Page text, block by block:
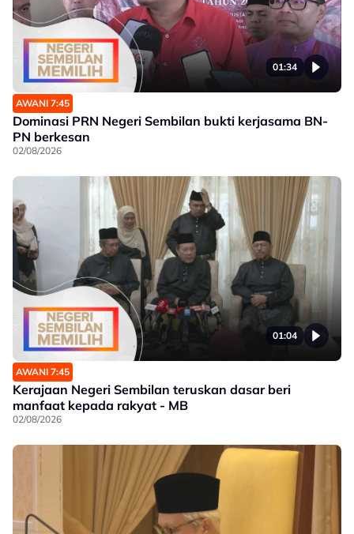
01:34
AWANI 7:45
Dominasi PRN Negeri Sembilan bukti kerjasama BN-
PN berkesan
02/08/2026
01:04
AWANI 7:45
Kerajaan Negeri Sembilan teruskan dasar beri
manfaat kepada rakyat - MB
02/08/2026